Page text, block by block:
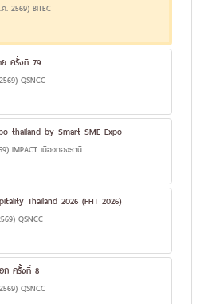
. 2569) BITEC
ย ครั้งที่ 79
QSNCC
thailand by Smart SME Expo
IMPACT เมืองทองธานี
Thailand 2026 (FHT 2026)
QSNCC
ก ครั้งที่ 8
QSNCC